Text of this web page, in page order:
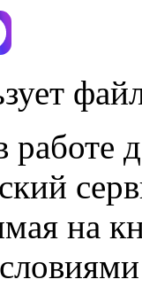
на